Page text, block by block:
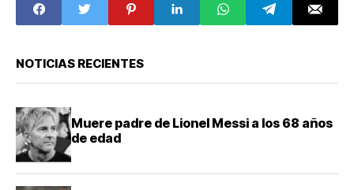
NOTICIAS RECIENTES
Muere padre de Lionel Messi a los 68 años
de edad